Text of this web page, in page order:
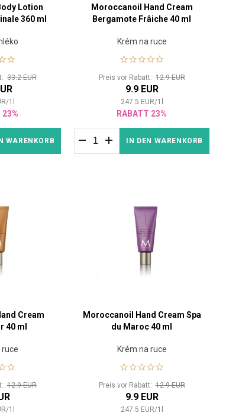
Lotion
360 ml
33.2 EUR
/1
23%
WARENKORB
Moroccanoil Hand Cream
Bergamote Frâiche 40 ml
Krém na ruce
Preis vor Rabatt:12.9 EUR
9.9 EUR
247.5 EUR/1
RABATT 23%
IN DEN WARENKORB
Cream
40 ml
ruce
12.9 EUR
/1
Moroccanoil Hand Cream Spa
du Maroc 40 ml
Krém na ruce
Preis vor Rabatt:12.9 EUR
9.9 EUR
247.5 EUR/1